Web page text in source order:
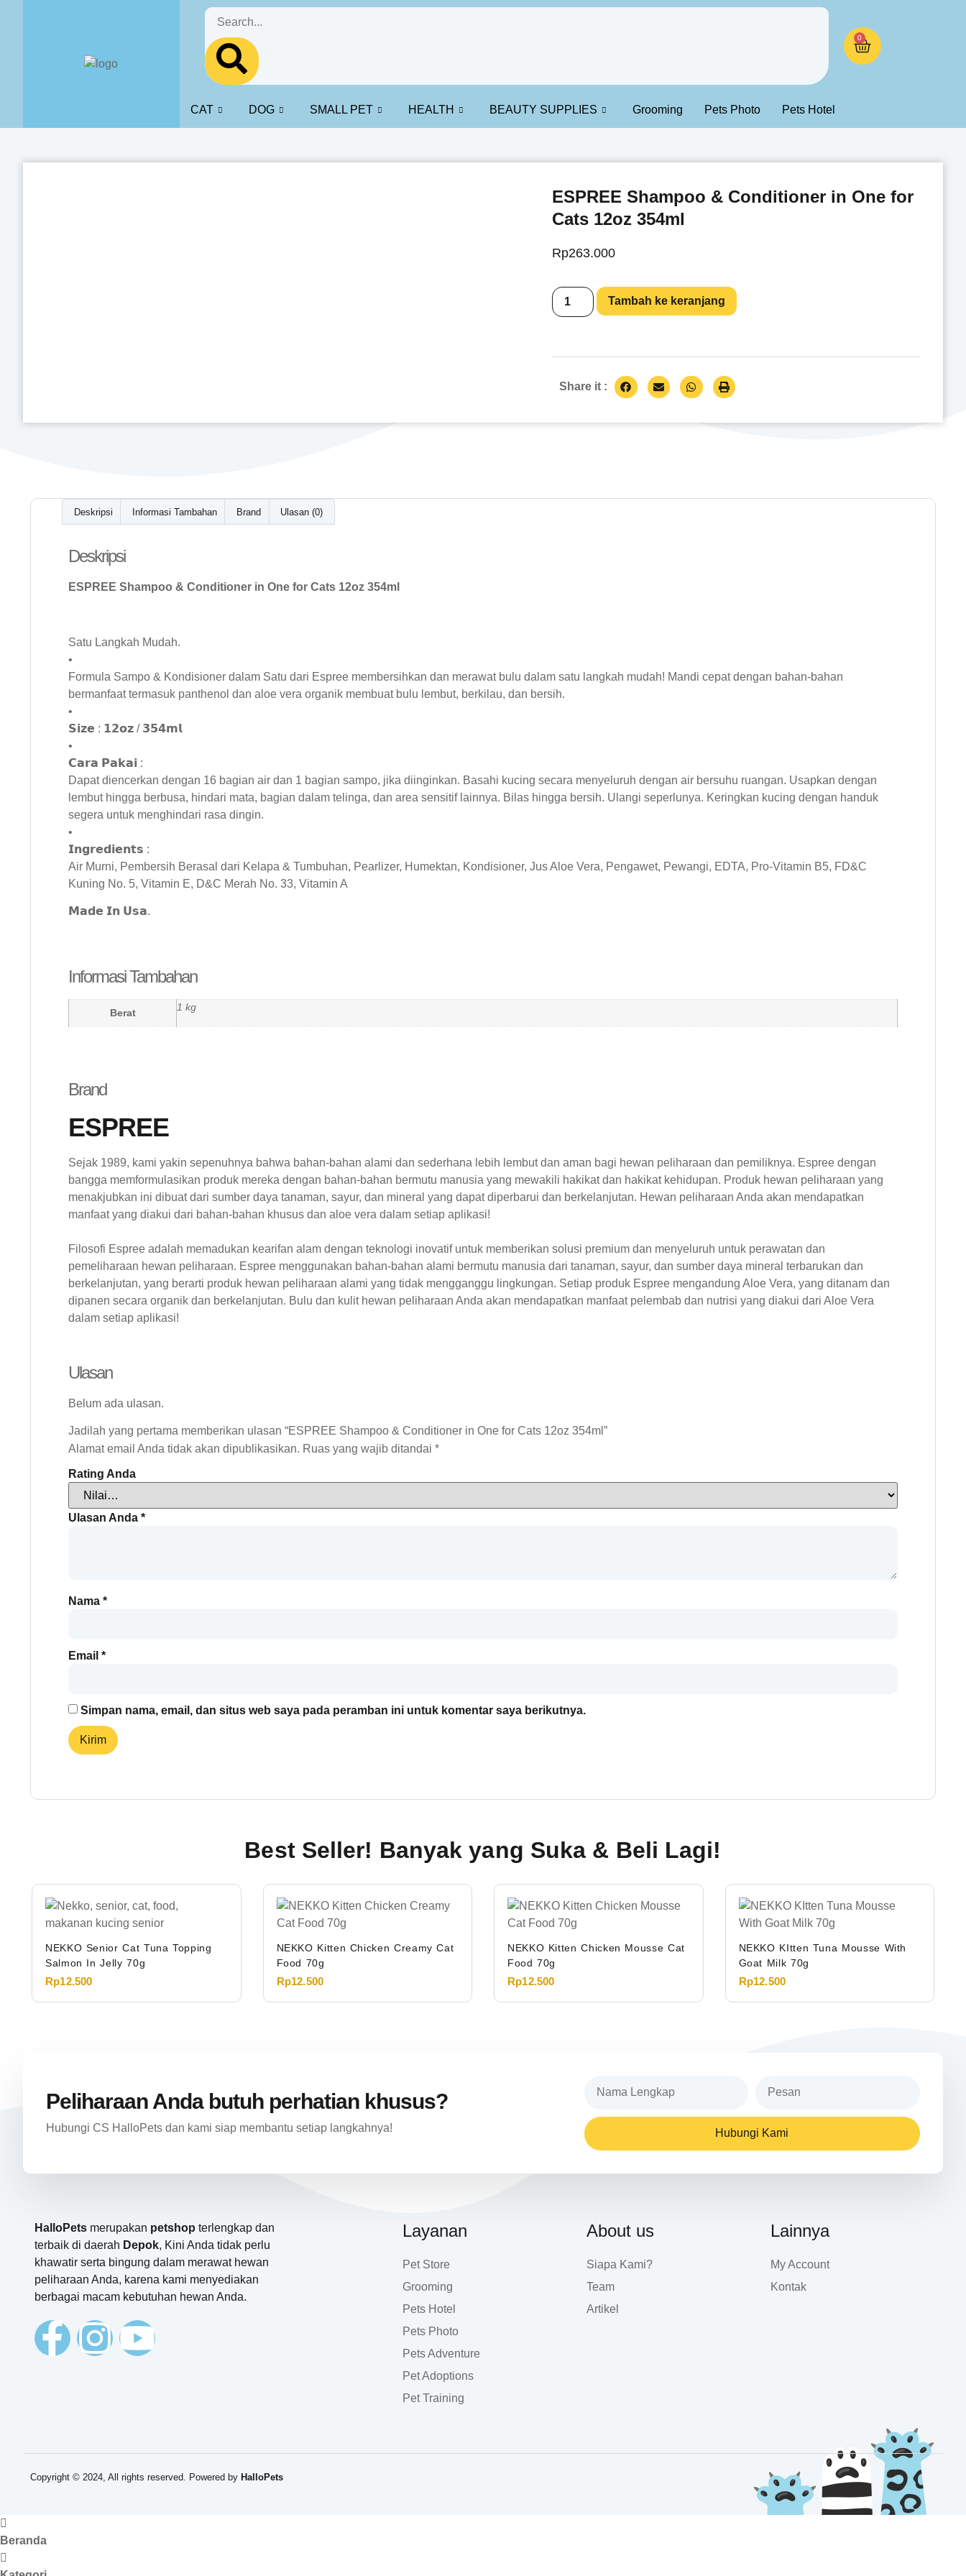
0
CAT DOG SMALL PET HEALTH BEAUTY SUPPLIES Grooming Pets Photo Pets Hotel
ESPREE Shampoo & Conditioner in One for
Cats 12oz 354ml
Rp263.000
Tambah ke keranjang
Share it :
Deskripsi Informasi Tambahan Brand Ulasan (0)
Deskripsi
ESPREE Shampoo & Conditioner in One for Cats 12oz 354ml
Satu Langkah Mudah.
•
Formula Sampo & Kondisioner dalam Satu dari Espree membersihkan dan merawat bulu dalam satu langkah mudah! Mandi cepat dengan bahan-bahan
bermanfaat termasuk panthenol dan aloe vera organik membuat bulu lembut, berkilau, dan bersih.
•
𝗦𝗶𝘇𝗲 : 𝟭𝟮𝗼𝘇 / 𝟯𝟱𝟰𝗺𝗹
•
𝗖𝗮𝗿𝗮 𝗣𝗮𝗸𝗮𝗶 :
Dapat diencerkan dengan 16 bagian air dan 1 bagian sampo, jika diinginkan. Basahi kucing secara menyeluruh dengan air bersuhu ruangan. Usapkan dengan
lembut hingga berbusa, hindari mata, bagian dalam telinga, dan area sensitif lainnya. Bilas hingga bersih. Ulangi seperlunya. Keringkan kucing dengan handuk
segera untuk menghindari rasa dingin.
•
𝗜𝗻𝗴𝗿𝗲𝗱𝗶𝗲𝗻𝘁𝘀 :
Air Murni, Pembersih Berasal dari Kelapa & Tumbuhan, Pearlizer, Humektan, Kondisioner, Jus Aloe Vera, Pengawet, Pewangi, EDTA, Pro-Vitamin B5, FD&C
Kuning No. 5, Vitamin E, D&C Merah No. 33, Vitamin A
𝗠𝗮𝗱𝗲 𝗜𝗻 𝗨𝘀𝗮.
Informasi Tambahan
Berat 1 kg
Brand
ESPREE
Sejak 1989, kami yakin sepenuhnya bahwa bahan-bahan alami dan sederhana lebih lembut dan aman bagi hewan peliharaan dan pemiliknya. Espree dengan
bangga memformulasikan produk mereka dengan bahan-bahan bermutu manusia yang mewakili hakikat dan hakikat kehidupan. Produk hewan peliharaan yang
menakjubkan ini dibuat dari sumber daya tanaman, sayur, dan mineral yang dapat diperbarui dan berkelanjutan. Hewan peliharaan Anda akan mendapatkan
manfaat yang diakui dari bahan-bahan khusus dan aloe vera dalam setiap aplikasi!
Filosofi Espree adalah memadukan kearifan alam dengan teknologi inovatif untuk memberikan solusi premium dan menyeluruh untuk perawatan dan
pemeliharaan hewan peliharaan. Espree menggunakan bahan-bahan alami bermutu manusia dari tanaman, sayur, dan sumber daya mineral terbarukan dan
berkelanjutan, yang berarti produk hewan peliharaan alami yang tidak mengganggu lingkungan. Setiap produk Espree mengandung Aloe Vera, yang ditanam dan
dipanen secara organik dan berkelanjutan. Bulu dan kulit hewan peliharaan Anda akan mendapatkan manfaat pelembab dan nutrisi yang diakui dari Aloe Vera
dalam setiap aplikasi!
Ulasan
Belum ada ulasan.
Jadilah yang pertama memberikan ulasan “ESPREE Shampoo & Conditioner in One for Cats 12oz 354ml”
Alamat email Anda tidak akan dipublikasikan. Ruas yang wajib ditandai *
Rating Anda
Ulasan Anda *
Nama *
Email *
Simpan nama, email, dan situs web saya pada peramban ini untuk komentar saya berikutnya.
Best Seller! Banyak yang Suka & Beli Lagi!
NEKKO Senior Cat Tuna Topping
Salmon In Jelly 70g
Rp12.500
NEKKO Kitten Chicken Creamy Cat
Food 70g
Rp12.500
NEKKO Kitten Chicken Mousse Cat
Food 70g
Rp12.500
NEKKO KItten Tuna Mousse With
Goat Milk 70g
Rp12.500
Peliharaan Anda butuh perhatian khusus?
Hubungi CS HalloPets dan kami siap membantu setiap langkahnya! Hubungi Kami
HalloPets merupakan petshop terlengkap dan
terbaik di daerah Depok, Kini Anda tidak perlu
khawatir serta bingung dalam merawat hewan
peliharaan Anda, karena kami menyediakan
berbagai macam kebutuhan hewan Anda.
Layanan
Pet Store
Grooming
Pets Hotel
Pets Photo
Pets Adventure
Pet Adoptions
Pet Training
About us
Siapa Kami?
Team
Artikel
Lainnya
My Account
Kontak
Copyright © 2024, All rights reserved. Powered by HalloPets
Beranda